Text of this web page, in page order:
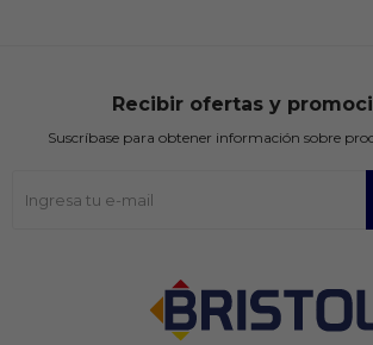
Recibir ofertas y
Suscríbase para obtener información sobre